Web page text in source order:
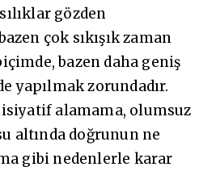
gözden
çok sıkışık zaman
bazen daha geniş
yapılmak zorundadır.
alamama, olumsuz
altında doğrunun ne
gibi nedenlerle karar